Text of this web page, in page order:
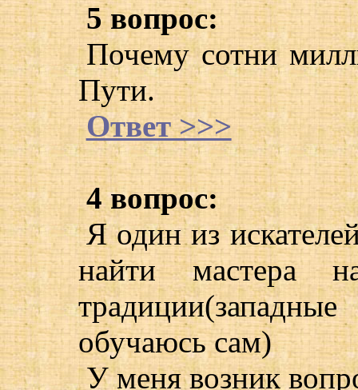
5 вопрос:
Почему сотни
Пути.
Ответ >>>
4 вопрос:
Я один из
найти мастера
обучаюсь сам)
У меня возник